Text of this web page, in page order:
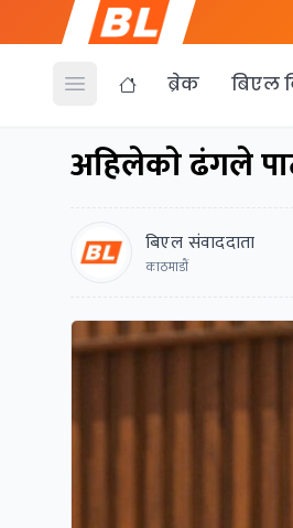
Open menu ब्रेक बिएल
अहिलेकाे ढंगले
बिएल संवाददाता
काठमाडाैं